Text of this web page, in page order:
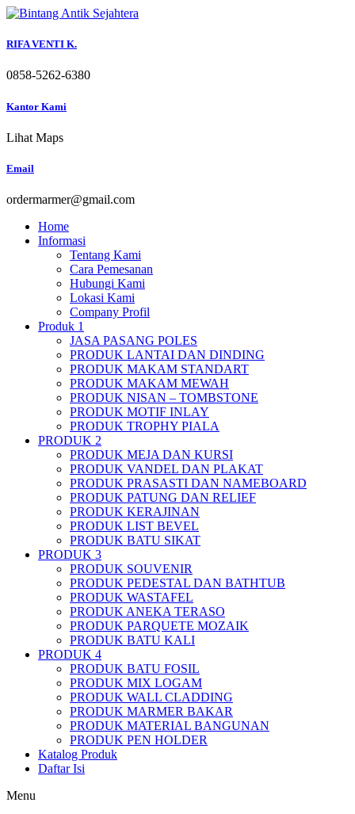
Skip
content
RIFA VENTI K.
0858-5262-6380
Kantor Kami
Lihat Maps
Email
ordermarmer@gmail.com
Home
Informasi
Tentang Kami
Cara Pemesanan
Hubungi Kami
Lokasi Kami
Company Profil
Produk 1
JASA PASANG POLES
PRODUK LANTAI DAN DINDING
PRODUK MAKAM STANDART
PRODUK MAKAM MEWAH
PRODUK NISAN – TOMBSTONE
PRODUK MOTIF INLAY
PRODUK TROPHY PIALA
PRODUK 2
PRODUK MEJA DAN KURSI
PRODUK VANDEL DAN PLAKAT
PRODUK PRASASTI DAN NAMEBOARD
PRODUK PATUNG DAN RELIEF
PRODUK KERAJINAN
PRODUK LIST BEVEL
PRODUK BATU SIKAT
PRODUK 3
PRODUK SOUVENIR
PRODUK PEDESTAL DAN BATHTUB
PRODUK WASTAFEL
PRODUK ANEKA TERASO
PRODUK PARQUETE MOZAIK
PRODUK BATU KALI
PRODUK 4
PRODUK BATU FOSIL
PRODUK MIX LOGAM
PRODUK WALL CLADDING
PRODUK MARMER BAKAR
PRODUK MATERIAL BANGUNAN
PRODUK PEN HOLDER
Katalog Produk
Daftar Isi
Menu